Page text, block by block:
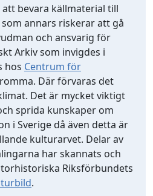
att bevara källmaterial till
annars riskerar att gå
och ansvarig för
Arkiv som invigdes i
hos Centrum för
Där förvaras det
Det är mycket viktigt
sprida kunskaper om
i Sverige då även detta är
kulturarvet. Delar av
har skannats och
Riksförbundets
.